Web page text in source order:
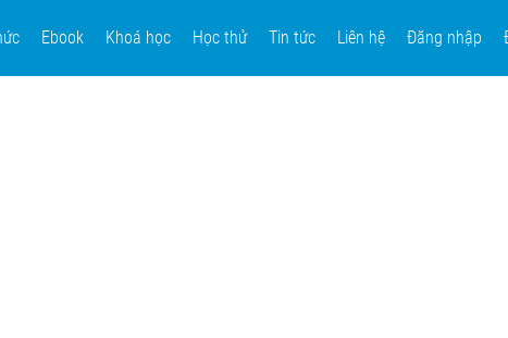
Ebook Khoá học Học thử Tin tức Liên hệ Đăng nhập